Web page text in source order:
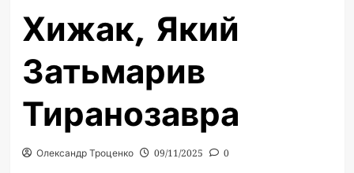
Хижак, Який
Затьмарив
Тиранозавра
Олександр Троценко 09/11/2025 0